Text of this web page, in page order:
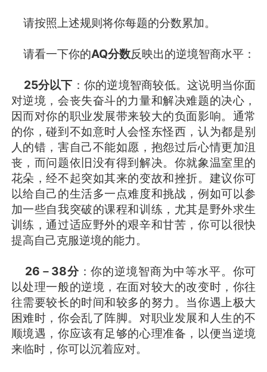
请按照上述规则将你每题的分数累加。
请看一下你的AQ分数反映出的逆境智商水平：
25分以下 ：你的逆境智商较低。这说明当你面
对逆境，会丧失奋斗的力量和解决难题的决心，
因而对你的职业发展带来较大的负面影响。通常
的你，碰到不如意时人会怪东怪西，认为都是别
人的错，害自己不能如愿，抱怨过后心情更加沮
丧，而问题依旧没有得到解决。你就象温室里的
花朵，经不起突如其来的变故和挫折。建议你可
以给自己的生活多一点难度和挑战，例如可以参
加一些自我突破的课程和训练，尤其是野外求生
训练，通过适应野外的艰辛和甘苦，你可以很快
提高自己克服逆境的能力。
26－38分：你的逆境智商为中等水平。你可
以处理一般的逆境，在面对较大的改变时，你往
往需要较长的时间和较多的努力。当你遇上极大
困难时，你会乱了阵脚。对职业发展和人生的不
顺境遇，你应该有足够的心理准备，以便当逆境
来临时，你可以沉着应对。